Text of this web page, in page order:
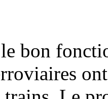
bon